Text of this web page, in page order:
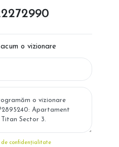
o vizionare
de confidențialitate